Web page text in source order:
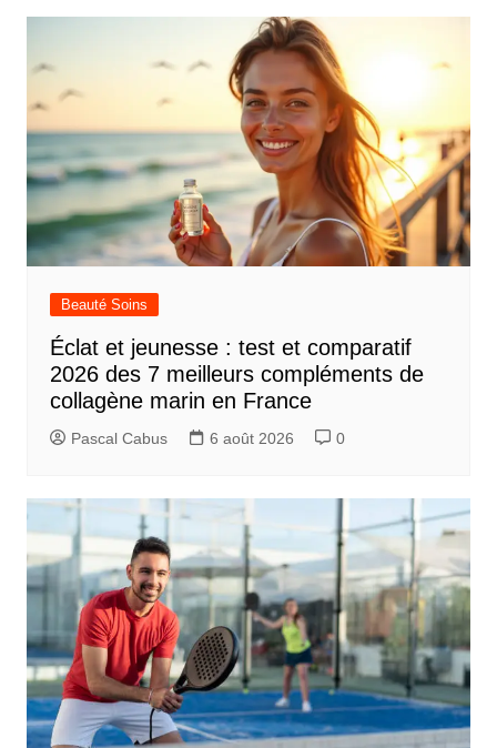
Beauté Soins
Éclat et jeunesse : test et comparatif
2026 des 7 meilleurs compléments de
collagène marin en France
Pascal Cabus 6 août 2026 0